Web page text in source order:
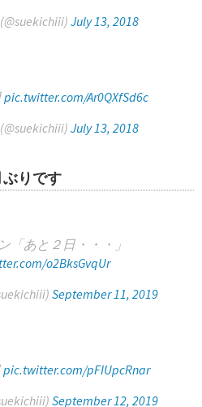
July 13, 2018
pic.twitter.com/Ar0QXfSd6c
July 13, 2018
りです
「あと２日・・・」
o2BksGvqUr
September 11, 2019
pic.twitter.com/pFIUpcRnar
September 12, 2019